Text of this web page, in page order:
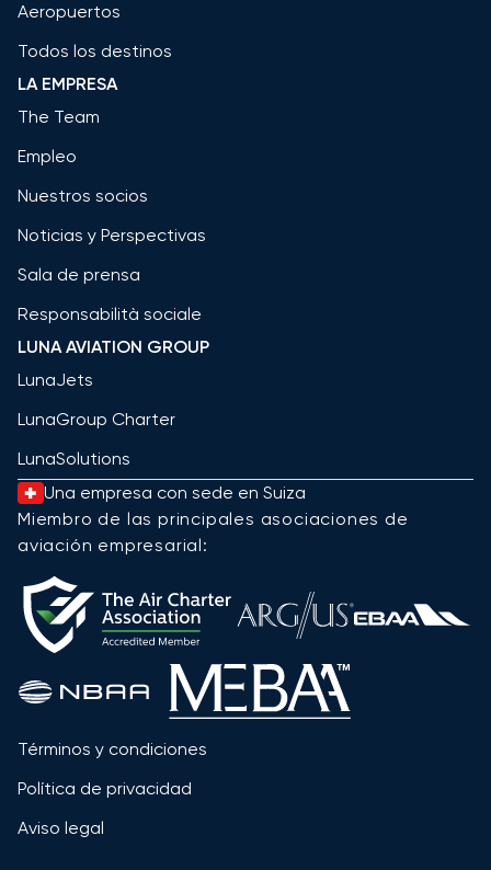
Aeropuertos
Todos los destinos
LA EMPRESA
The Team
Empleo
Nuestros socios
Noticias y Perspectivas
Sala de prensa
Responsabilità sociale
LUNA AVIATION GROUP
LunaJets
LunaGroup Charter
LunaSolutions
Una empresa con sede en Suiza
Miembro de las principales asociaciones de
aviación empresarial:
Términos y condiciones
Política de privacidad
Aviso legal